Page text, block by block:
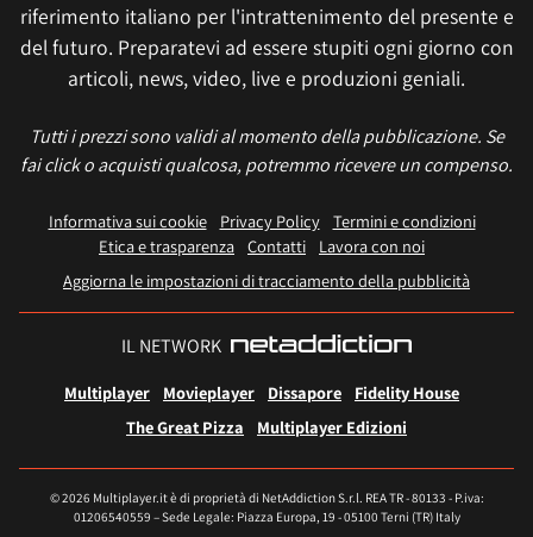
riferimento italiano per l'intrattenimento del presente e
del futuro. Preparatevi ad essere stupiti ogni giorno con
articoli, news, video, live e produzioni geniali.
Tutti i prezzi sono validi al momento della pubblicazione. Se
fai click o acquisti qualcosa, potremmo ricevere un compenso.
Informativa sui cookie Privacy Policy
Termini e condizioni
Etica e trasparenza Contatti
Lavora con noi
Aggiorna le impostazioni di tracciamento della pubblicità
IL NETWORK
Multiplayer Movieplayer Dissapore
Fidelity House
The Great Pizza
Multiplayer Edizioni
© 2026 Multiplayer.it è di proprietà di NetAddiction S.r.l. REA TR - 80133 - P.iva:
01206540559 – Sede Legale: Piazza Europa, 19 - 05100 Terni (TR) Italy